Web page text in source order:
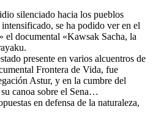
silenciado hacia los pueblos
se ha podido ver en el
el documental «Kawsak Sacha, la
presente en varios alcuentros de
Frontera de Vida, fue
Astur, y en la cumbre del
canoa sobre el Sena…
en defensa de la naturaleza,